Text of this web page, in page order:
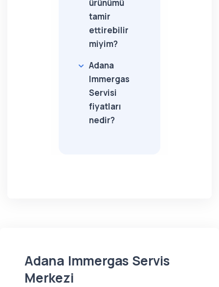
ürünümü
tamir
ettirebilir
miyim?
Adana
Immergas
Servisi
fiyatları
nedir?
Adana Immergas Servis
Merkezi